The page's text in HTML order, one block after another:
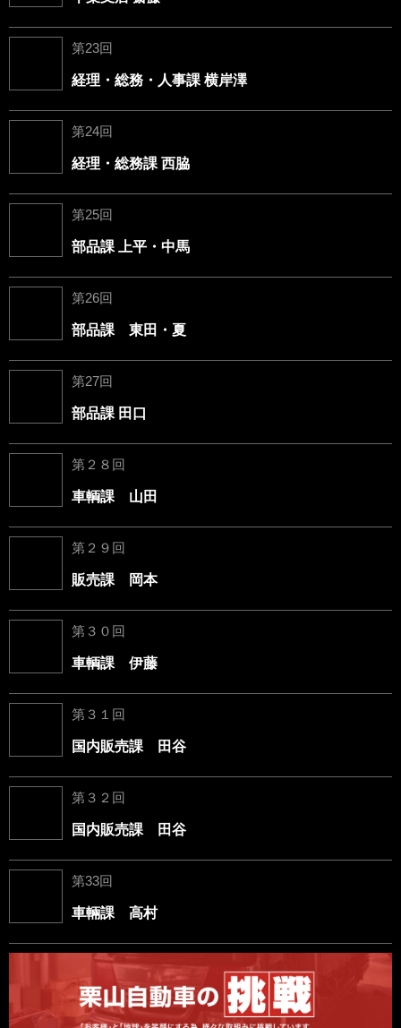
第23回
経理・総務・人事課 横岸澤
第24回
経理・総務課 西脇
第25回
部品課 上平・中馬
第26回
部品課 東田・夏
第27回
部品課 田口
第２８回
車輌課 山田
第２９回
販売課 岡本
第３０回
車輌課 伊藤
第３１回
国内販売課 田谷
第３２回
国内販売課 田谷
第33回
車輛課 高村